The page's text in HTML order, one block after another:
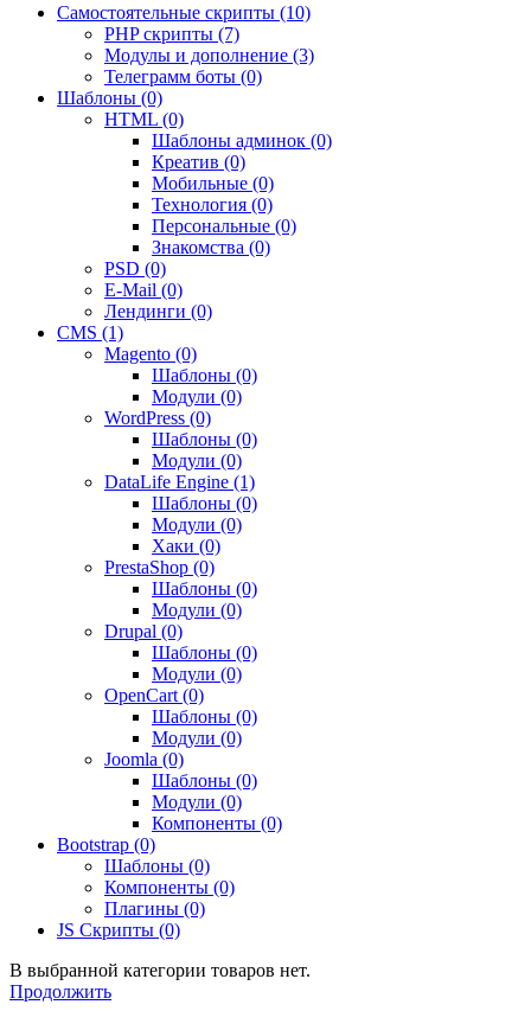
Самостоятельные скрипты (10)
PHP скрипты (7)
Модулы и дополнение (3)
Телеграмм боты (0)
Шаблоны (0)
HTML (0)
Шаблоны админок (0)
Креатив (0)
Мобильные (0)
Технология (0)
Персональные (0)
Знакомства (0)
PSD (0)
E-Mail (0)
Лендинги (0)
CMS (1)
Magento (0)
Шаблоны (0)
Модули (0)
WordPress (0)
Шаблоны (0)
Модули (0)
DataLife Engine (1)
Шаблоны (0)
Модули (0)
Хаки (0)
PrestaShop (0)
Шаблоны (0)
Модули (0)
Drupal (0)
Шаблоны (0)
Модули (0)
OpenCart (0)
Шаблоны (0)
Модули (0)
Joomla (0)
Шаблоны (0)
Модули (0)
Компоненты (0)
Bootstrap (0)
Шаблоны (0)
Компоненты (0)
Плагины (0)
JS Скрипты (0)
В выбранной категории товаров нет.
Продолжить